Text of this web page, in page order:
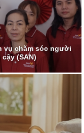
vụ chăm sóc người
cậy (SAN)